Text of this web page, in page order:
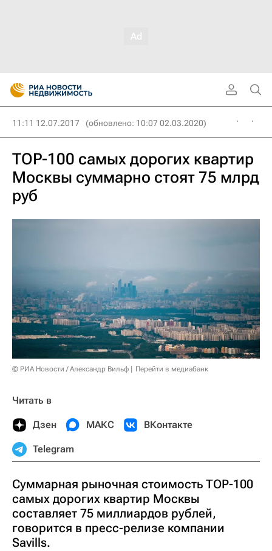
11:11 12.07.2017 (обновлено: 10:07 02.03.2020)
TOP-100 самых дорогих квартир
Москвы суммарно стоят 75 млрд
руб
© РИА Новости / Александр Вильф Перейти в медиабанк
Читать в
Дзен МАКС ВКонтакте
Telegram
Суммарная рыночная стоимость TOP-100
самых дорогих квартир Москвы
составляет 75 миллиардов рублей,
говорится в пресс-релизе компании
Savills.